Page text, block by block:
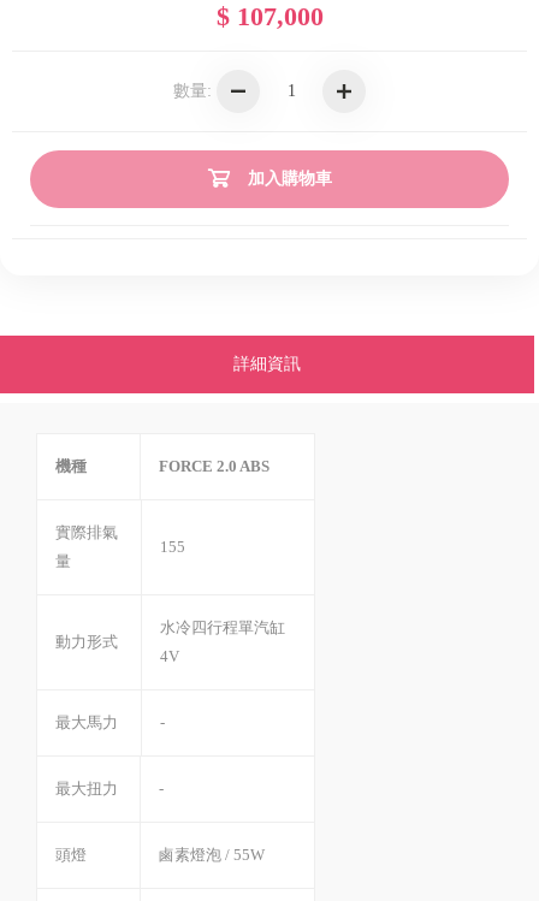
$ 107,000
數量:
加入購物車
詳細資訊
機種 FORCE 2.0 ABS
實際排氣
量
155
動力形式
水冷四行程單汽缸
4V
最大馬力 -
最大扭力 -
頭燈 鹵素燈泡 / 55W